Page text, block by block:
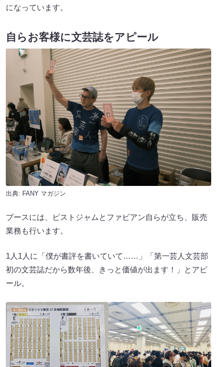
になっています。
自らお客様に文芸誌をアピール
出典: FANY マガジン
ブースには、ピストジャムとファビアン自らが立ち、販売
業務も行います。
1人1人に「僕が書評を書いていて……」「第一芸人文芸部
初の文芸誌だから数年後、きっと価値が出ます！」とアピ
ール。